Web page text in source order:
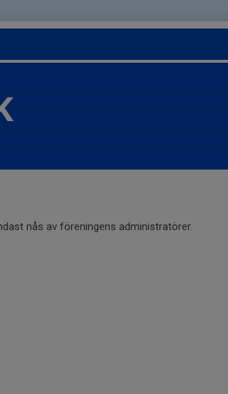
nås av föreningens administratörer.